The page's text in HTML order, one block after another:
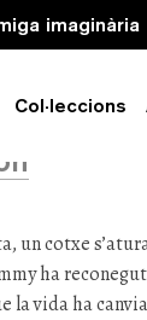
imaginària
Col·leccions
/
un cotxe
ha
la vida ha